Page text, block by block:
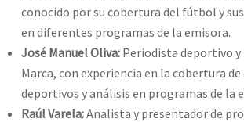
conocido por su cobertura del fútbol y
en diferentes programas de la emisora.
José Manuel Oliva: Periodista deportivo y
Marca, con experiencia en la cobertura
deportivos y análisis en programas de la
Raúl Varela:Analista y presentador de